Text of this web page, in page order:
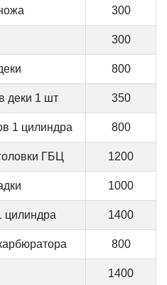
300
300
800
деки 1 шт 350
1 цилиндра 800
ГБЦ 1200
1000
цилиндра 1400
800
1400